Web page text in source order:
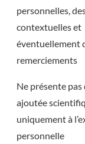
personnelles,
contextuelles et
éventuellement
remerciements
Ne présente pas
ajoutée
uniquement à
personnelle